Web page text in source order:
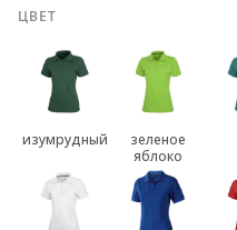
ЦВЕТ
изумрудный
зеленое
яблоко